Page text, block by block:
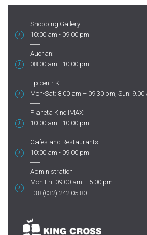
Shopping Gallery:
10:00 am - 09.00 pm
Auchan:
08:00 am - 10.00 pm
Epicentr K:
Mon-Sat: 8.00 am – 09.30 pm, Sun:
Planeta Kino IMAX:
10:00 am - 10.00 pm
Cafes and Restaurants:
10:00 am - 09.00 pm
Administration
Mon-Fri: 09:00 am – 5:00 pm
+38 (032) 242 05 80